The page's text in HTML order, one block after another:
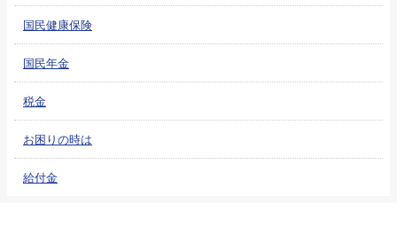
国民健康保険
国民年金
税金
お困りの時は
給付金